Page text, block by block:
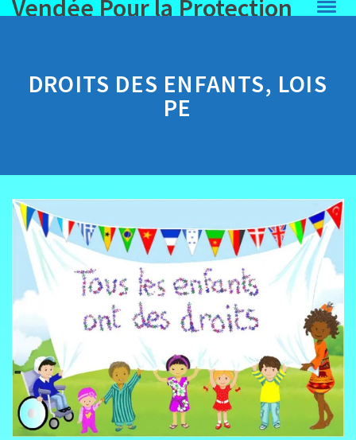
Vendée Pour la Protection
DROITS DES ENFANTS, LOIS
PE